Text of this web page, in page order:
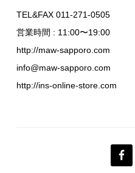
TEL&FAX 011-271-0505
営業時間 : 11:00〜19:00
http://maw-sapporo.com
info@maw-sapporo.com
http://ins-online-store.com